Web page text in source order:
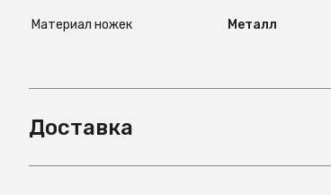
Материал ножек Металл
Доставка